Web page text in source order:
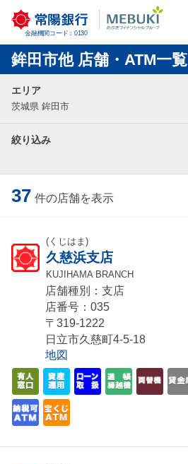
金融機関コード：0130
鉾田市他 店舗・ATM一覧
エリア
茨城県 鉾田市
絞り込み
37 件の店舗を表示
(くじはま)
久慈浜支店
KUJIHAMA BRANCH
店舗種別：支店
店番号：035
〒319-1222
日立市久慈町4-5-18
地図